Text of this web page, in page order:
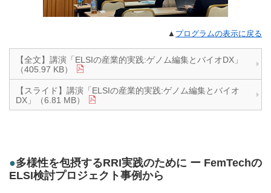
▲ プログラムの表示に戻る
【全文】講演「ELSIの産業的実践:ゲノム編集とバイオDX」
（405.97 KB）
【スライド】講演「ELSIの産業的実践:ゲノム編集とバイオ
DX」（6.81 MB）
●多様性を包摂するRRI実践のために ー FemTechの
ELSI検討プロジェクト事例から